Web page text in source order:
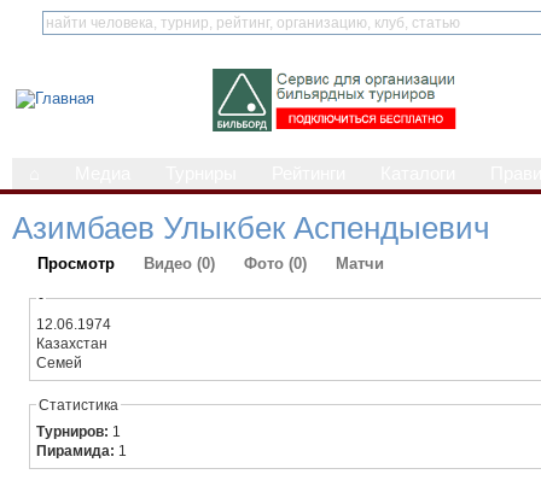
Азимбаев Улыкбек Аспендыевич
Просмотр Видео (0) Фото (0) Матчи
-
12.06.1974
Казахстан
Семей
Статистика
Турниров: 1
Пирамида: 1